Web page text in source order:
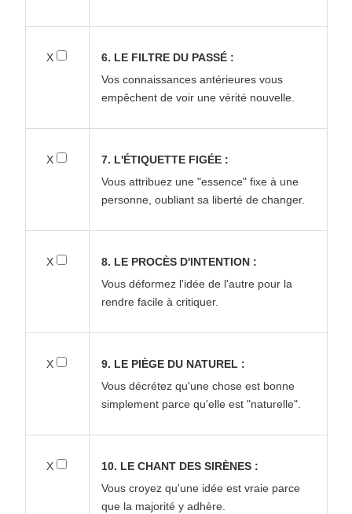
X
6. LE FILTRE DU PASSÉ :
Vos connaissances antérieures vous
empêchent de voir une vérité nouvelle.
X
7. L'ÉTIQUETTE FIGÉE :
Vous attribuez une "essence" fixe à une
personne, oubliant sa liberté de changer.
X
8. LE PROCÈS D'INTENTION :
Vous déformez l'idée de l'autre pour la
rendre facile à critiquer.
X
9. LE PIÈGE DU NATUREL :
Vous décrétez qu'une chose est bonne
simplement parce qu'elle est "naturelle".
X
10. LE CHANT DES SIRÈNES :
Vous croyez qu'une idée est vraie parce
que la majorité y adhère.